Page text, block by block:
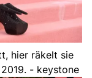
hier räkelt sie
- keystone